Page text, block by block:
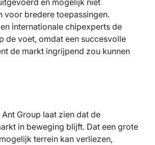
voor bredere toepassingen.
internationale chipexperts de
de voet, omdat een succesvolle
de markt ingrijpend zou kunnen
Group laat zien dat de
in beweging blijft. Dat een grote
terrein kan verliezen,